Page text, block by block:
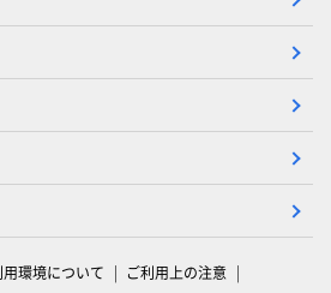
用環境について ご利用上の注意